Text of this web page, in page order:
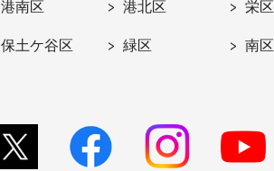
港南区 港北区 栄区
保土ケ谷区 緑区 南区